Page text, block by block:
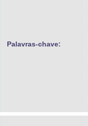
Palavras-chave: